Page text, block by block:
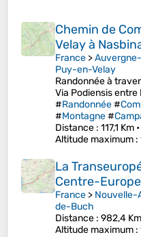
Chemin de
Velay à
France >
Puy-en-Velay
Randonnée à
Via Podiensis
#Randonnée#
#Montagne#
Distance : 117,1 Km •
Altitude maximum :
La
Centre-
France > Nouvelle-
de-Buch
Distance : 982,4
Altitude maximum :